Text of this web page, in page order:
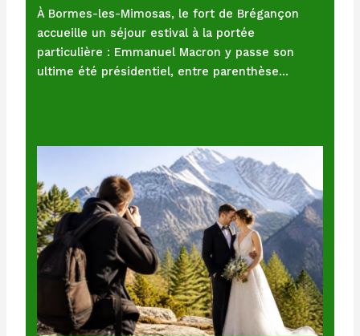
À Bormes-les-Mimosas, le fort de Brégançon
accueille un séjour estival à la portée
particulière : Emmanuel Macron y passe son
ultime été présidentiel, entre parenthèse…